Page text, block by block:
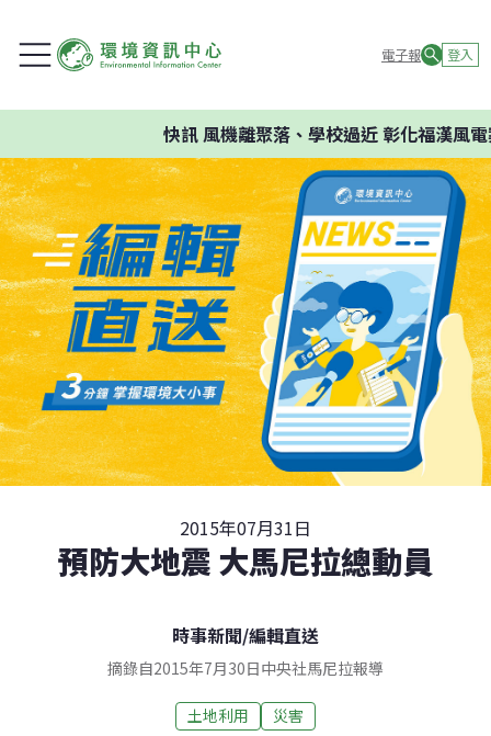
電子報 登入
快訊風機離聚落、學校過近 彰化福漢風電
2015年07月31日
預防大地震 大馬尼拉總動員
時事新聞/編輯直送
摘錄自2015年7月30日中央社馬尼拉報導
土地利用 災害